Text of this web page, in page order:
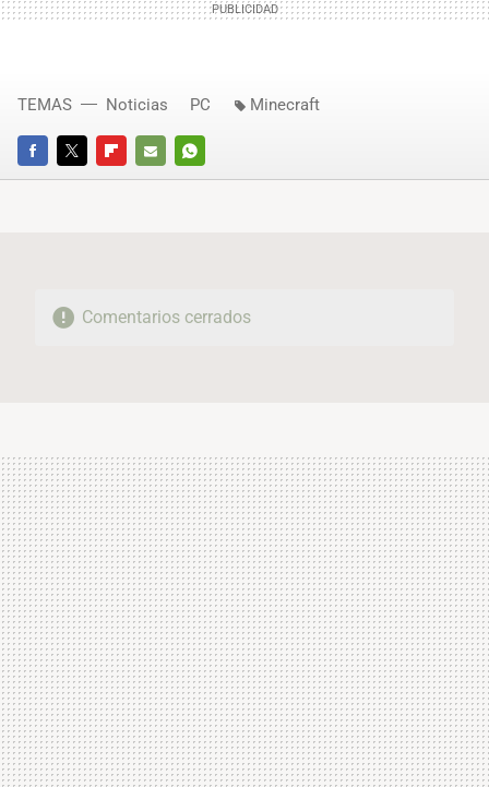
FACEBOOKTWITTERFLIPBOARD
E-
WHATSAPP
TEMAS Noticias PC Minecraft
Comentarios cerrados